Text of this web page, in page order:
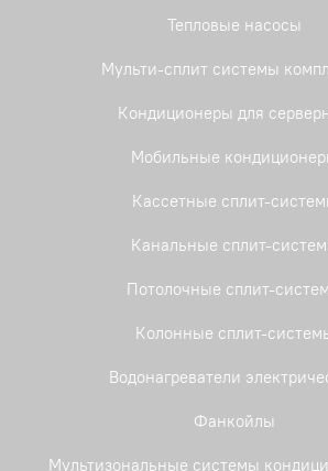
Тепловые насосы
Мульти-сплит системы
Кондиционеры для
Мобильные
Кассетные сплит-
Канальные сплит-
Потолочные сплит-
Колонные сплит-
Водонагреватели
Фанкойлы
Мультизональные системы